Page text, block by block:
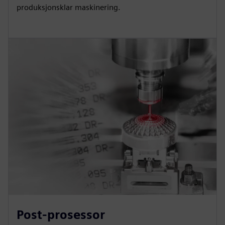
produksjonsklar maskinering.
Post-prosessor